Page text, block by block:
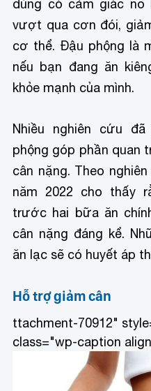
dùng có cảm giác no
vượt qua cơn đói,
cơ thể. Đậu phộng là
nếu bạn đang ăn
khỏe mạnh của mình.
Nhiều nghiên cứu
phộng góp phần quan
cân nặng. Theo
năm 2022 cho thấy
trước hai bữa ăn
cân nặng đáng kể.
ăn lạc sẽ có huyết áp
Hỗ trợgiảm cân
ttachment-70912"
class="wp-caption